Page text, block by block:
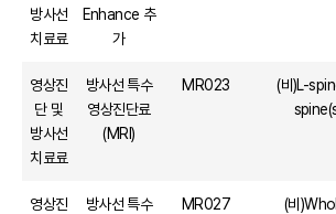
방사선
치료료
Enhance 추
가
영상진
단 및
방사선
치료료
방사선 특수
영상진단료
(MRI)
MR023
(비)L-
영상진
방사선 특수
MR027 (비